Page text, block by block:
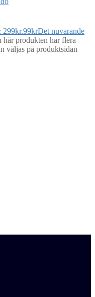
299kr.99krDet nuvarande
här produkten har flera
väljas på produktsidan